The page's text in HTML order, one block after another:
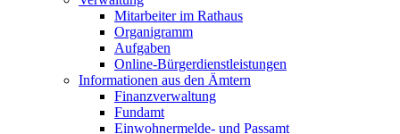
Mitarbeiter im Rathaus
Organigramm
Aufgaben
Online-Bürgerdienstleistungen
Informationen aus den Ämtern
Finanzverwaltung
Fundamt
Einwohnermelde- und Passamt